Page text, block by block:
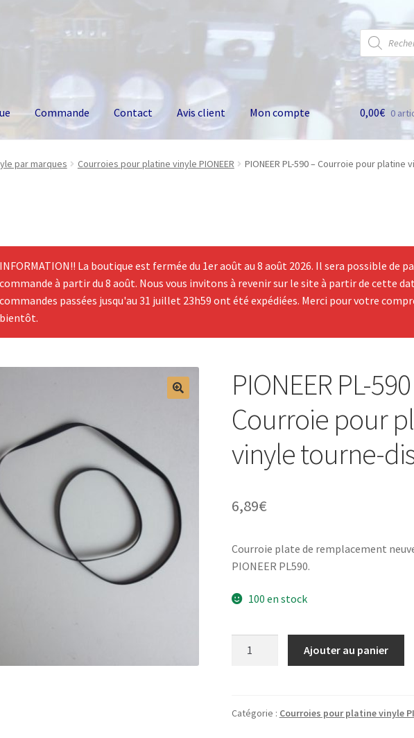
Recherche
de
produits
Commande Contact Avis client Mon compte 0,00€ 0
par marques Courroies pour platine vinyle PIONEER PIONEER PL-590 – Courroie pour platine
INFORMATION!! La boutique est fermée du 1er août au 8 août 2026. Il sera possible de
commande à partir du 8 août. Nous vous invitons à revenir sur le site à partir de cette
commandes passées jusqu'au 31 juillet 23h59 ont été expédiées. Merci pour votre
bientôt.
PIONEER PL-
Courroie pour
vinyle tourne-
6,89€
Courroie plate de remplacement
PIONEER PL590.
100 en stock
590
Ajouter au panier
Catégorie : Courroies pour platine vinyle